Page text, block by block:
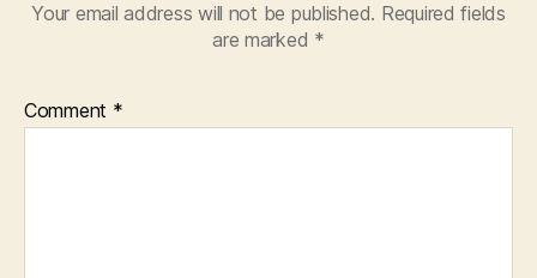
Your email address will not be published. Required fields
are marked *
Comment *